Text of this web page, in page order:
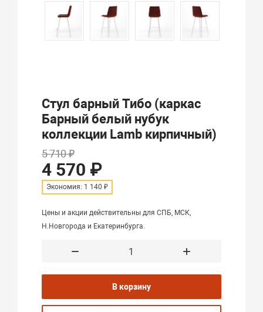
Стул барный Тибо (каркас
Барный белый нубук
коллекции Lamb кирпичный)
5 710 ₽
4 570 ₽
Экономия: 1 140 ₽
Цены и акции действительны для СПБ, МСК,
Н.Новгорода и Екатеринбурга.
В корзину